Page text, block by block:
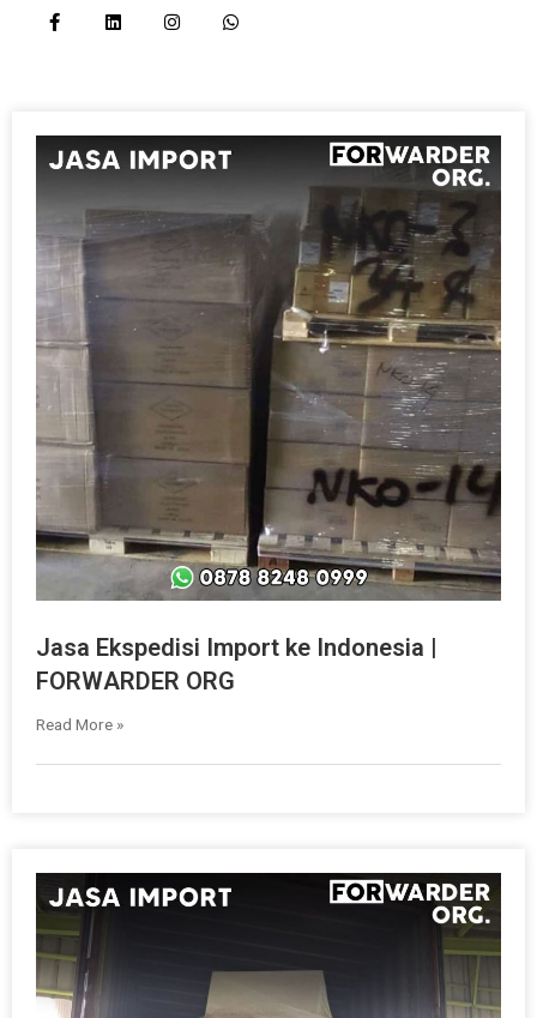
Jasa Ekspedisi Import ke Indonesia |
FORWARDER ORG
Read More »